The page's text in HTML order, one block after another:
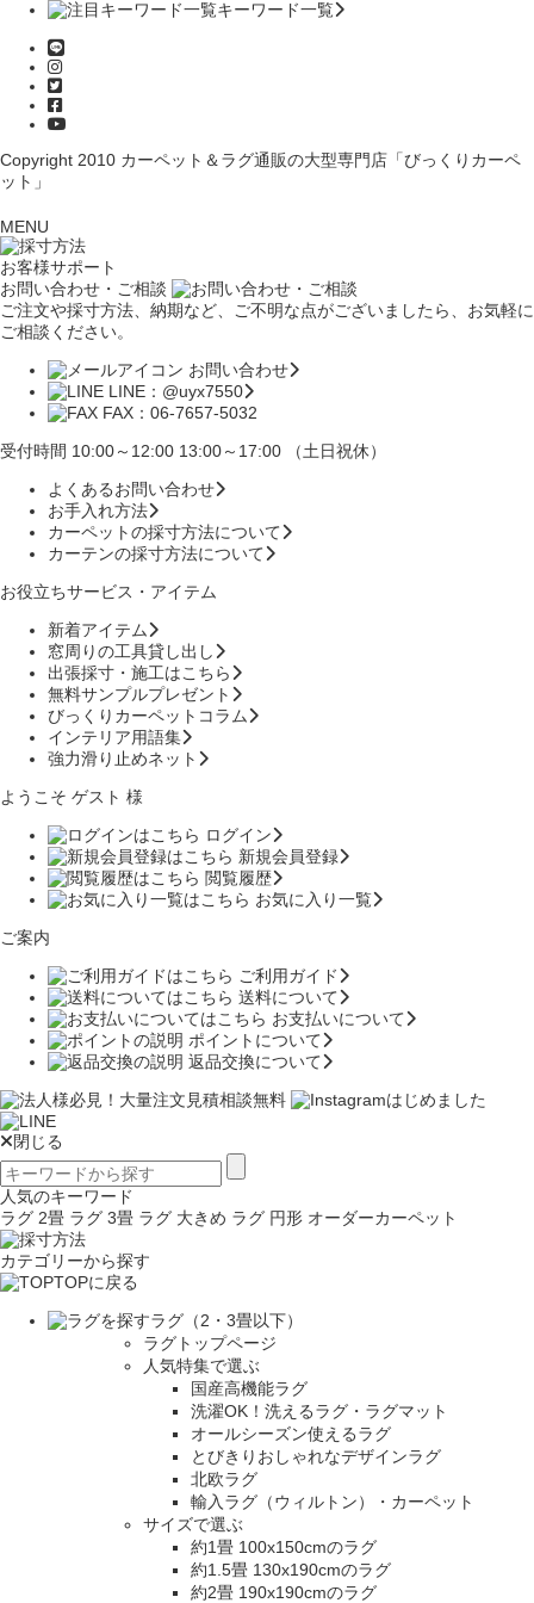
キーワード一覧
Copyright 2010 カーペット＆ラグ通販の大型専門店「びっくりカーペ
ット」
MENU
お客様サポート
お問い合わせ・ご相談
ご注文や採寸方法、納期など、ご不明な点がございましたら、お気軽に
ご相談ください。
お問い合わせ
LINE：@uyx7550
FAX：06-7657-5032
受付時間 10:00～12:00 13:00～17:00 （土日祝休）
よくあるお問い合わせ
お手入れ方法
カーペットの採寸方法について
カーテンの採寸方法について
お役立ちサービス・アイテム
新着アイテム
窓周りの工具貸し出し
出張採寸・施工はこちら
無料サンプルプレゼント
びっくりカーペットコラム
インテリア用語集
強力滑り止めネット
ようこそ ゲスト 様
ログイン
新規会員登録
閲覧履歴
お気に入り一覧
ご案内
ご利用ガイド
送料について
お支払いについて
ポイントについて
返品交換について
閉じる
人気のキーワード
ラグ 2畳 ラグ 3畳 ラグ 大きめ ラグ 円形 オーダーカーペット
カテゴリーから探す
TOPに戻る
ラグ（2・3畳以下）
ラグトップページ
人気特集で選ぶ
国産高機能ラグ
洗濯OK！洗えるラグ・ラグマット
オールシーズン使えるラグ
とびきりおしゃれなデザインラグ
北欧ラグ
輸入ラグ（ウィルトン）・カーペット
サイズで選ぶ
約1畳 100x150cmのラグ
約1.5畳 130x190cmのラグ
約2畳 190x190cmのラグ